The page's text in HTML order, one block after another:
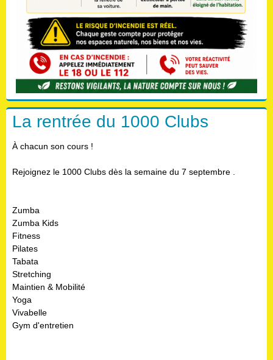
La rentrée du 1000 Clubs
À chacun son cours !
Rejoignez le 1000 Clubs dès la semaine du 7 septembre .
Zumba
Zumba Kids
Fitness
Pilates
Tabata
Stretching
Maintien & Mobilité
Yoga
Vivabelle
Gym d'entretien